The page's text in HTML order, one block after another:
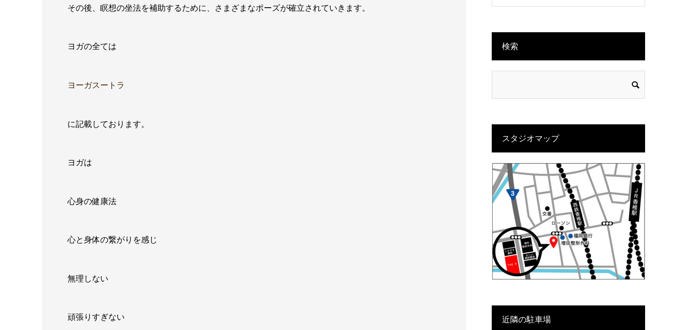
その後、瞑想の坐法を補助するために、さまざまなポーズが確立されていきます。
ヨガの全ては
ヨーガスートラ
に記載しております。
ヨガは
心身の健康法
心と身体の繋がりを感じ
無理しない
頑張りすぎない
検索
スタジオマップ
近隣の駐車場